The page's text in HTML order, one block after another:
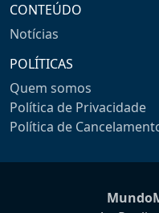
CONTEÚDO
Notícias
POLÍTICAS
Quem somos
Política de Privacidade
Política de